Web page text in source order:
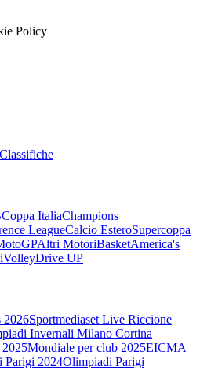
Policy
Coppa ItaliaChampions
LeagueCalcio EsteroSupercoppa
Altri MotoriBasketAmerica's
VolleyDrive UP
2026Sportmediaset Live Riccione
Invernali Milano Cortina
Mondiale per club 2025EICMA
Parigi 2024Olimpiadi Parigi